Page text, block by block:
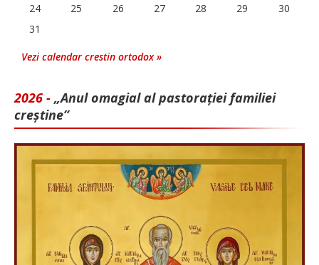
24
25 26 27 28 29
30
31
Vezi calendar crestin ortodox »
2026 - „Anul omagial al pastorației familiei
creștine”